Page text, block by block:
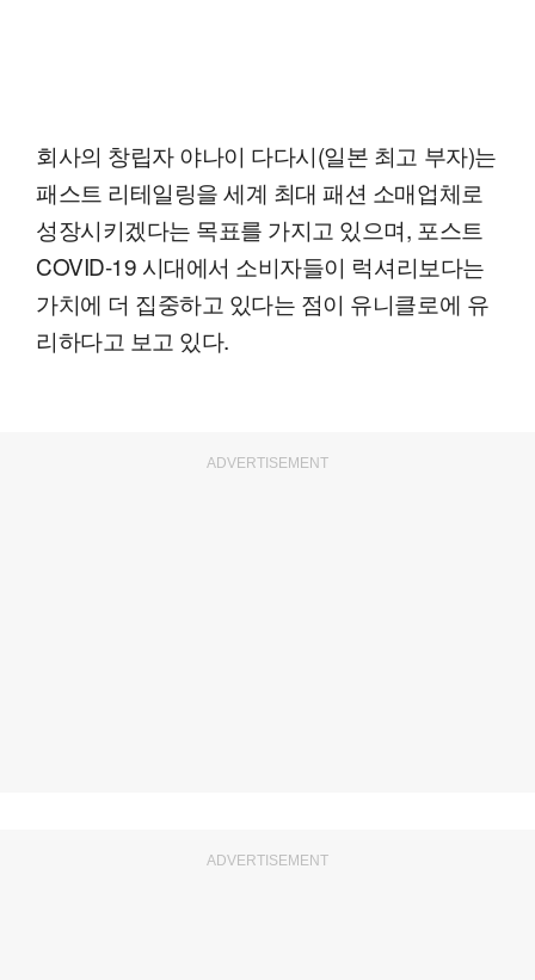
회사의 창립자 야나이 다다시(일본 최고 부자)는
패스트 리테일링을 세계 최대 패션 소매업체로
성장시키겠다는 목표를 가지고 있으며, 포스트
COVID-19 시대에서 소비자들이 럭셔리보다는
가치에 더 집중하고 있다는 점이 유니클로에 유
리하다고 보고 있다.
ADVERTISEMENT
ADVERTISEMENT